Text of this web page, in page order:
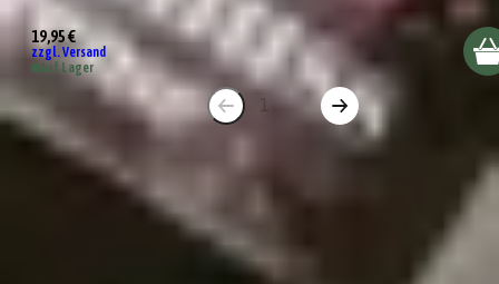
Wundertüte Beste Mama der Welt
19,95 €
zzgl. Versand
Auf Lager
1 2
Was ist eine Gepp's